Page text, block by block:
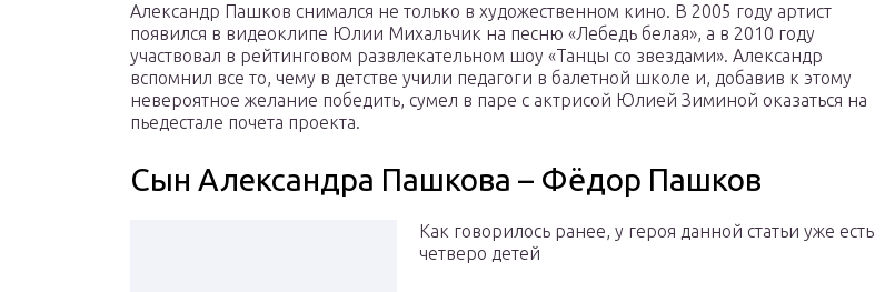
Александр Пашков снимался не только в художественном кино. В 2005 году артист
появился в видеоклипе Юлии Михальчик на песню «Лебедь белая», а в 2010 году
участвовал в рейтинговом развлекательном шоу «Танцы со звездами». Александр
вспомнил все то, чему в детстве учили педагоги в балетной школе и, добавив к этому
невероятное желание победить, сумел в паре с актрисой Юлией Зиминой оказаться на
пьедестале почета проекта.
Сын Александра Пашкова – Фёдор Пашков
Как говорилось ранее, у героя данной статьи уже есть
четверо детей